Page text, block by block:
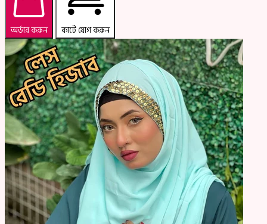
অর্ডার করুন কার্টে যোগ করুন